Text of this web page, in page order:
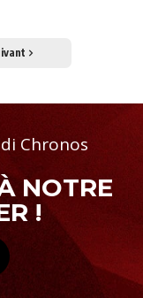
Chronos
NOTRE
!